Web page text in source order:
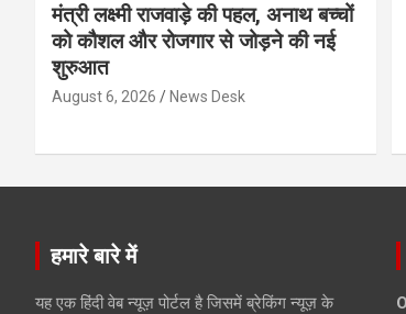
मंत्री लक्ष्मी राजवाड़े की पहल, अनाथ बच्चों
को कौशल और रोजगार से जोड़ने की नई
शुरुआत
August 6, 2026 News Desk
हमारे बारे में
यह एक हिंदी वेब न्यूज़ पोर्टल है जिसमें ब्रेकिंग न्यूज़ के